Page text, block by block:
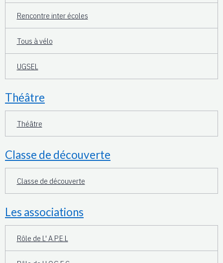
Rencontre inter écoles
Tous à vélo
UGSEL
Théâtre
Théâtre
Classe de découverte
Classe de découverte
Les associations
Rôle de L' A.P.E.L